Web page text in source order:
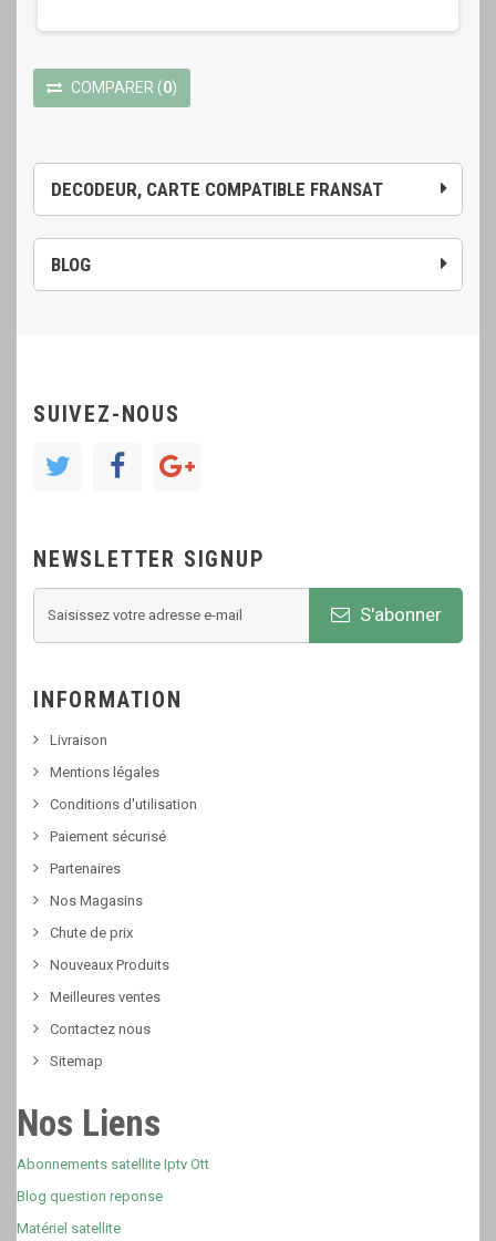
DECODEUR, CARTE COMPATIBLE FRANSAT
BLOG
COMPARER (0)
SUIVEZ-NOUS
NEWSLETTER SIGNUP
S'abonner
INFORMATION
Livraison
Mentions légales
Conditions d'utilisation
Paiement sécurisé
Partenaires
Nos Magasins
Chute de prix
Nouveaux Produits
Meilleures ventes
Contactez nous
Sitemap
Nos Liens
Abonnements satellite Iptv Ott
Blog question reponse
Matériel satellite